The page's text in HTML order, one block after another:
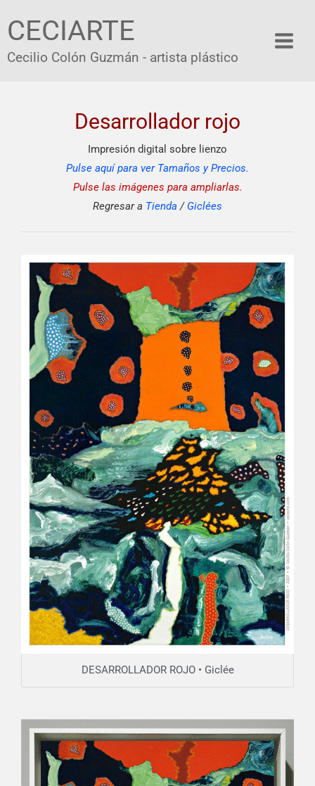
CECIARTE
Cecilio Colón Guzmán - artista plástico
Desarrollador rojo
Impresión digital sobre lienzo
Pulse aquí para ver Tamaños y Precios.
Pulse las imágenes para ampliarlas.
Regresar a Tienda / Giclées
DESARROLLADOR ROJO • Giclée